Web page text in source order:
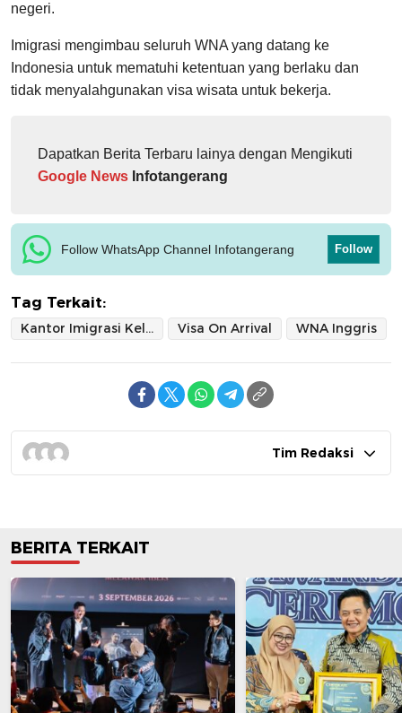
negeri.
Imigrasi mengimbau seluruh WNA yang datang ke
Indonesia untuk mematuhi ketentuan yang berlaku dan
tidak menyalahgunakan visa wisata untuk bekerja.
Dapatkan Berita Terbaru lainya dengan Mengikuti
Google News Infotangerang
Follow WhatsApp Channel Infotangerang Follow
Tag Terkait:
Kantor Imigrasi Kelas I Khusus Non TPI Tangerang Visa On Arrival WNA Inggris
Tim Redaksi
BERITA TERKAIT